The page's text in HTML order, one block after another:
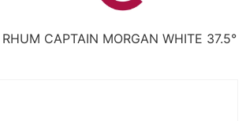
CAPTAIN MORGAN WHITE 37.5°